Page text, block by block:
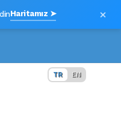
Haritamız ➤ ×
TR EN